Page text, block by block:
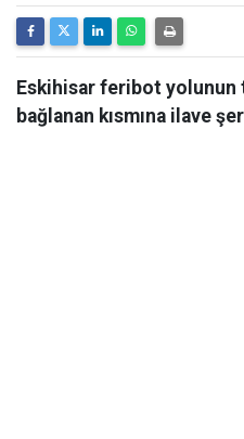
Eskihisar feribot
bağlanan kısmına ilave